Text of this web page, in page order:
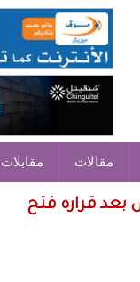
مقالات مقابلات
بعد قراره فتح